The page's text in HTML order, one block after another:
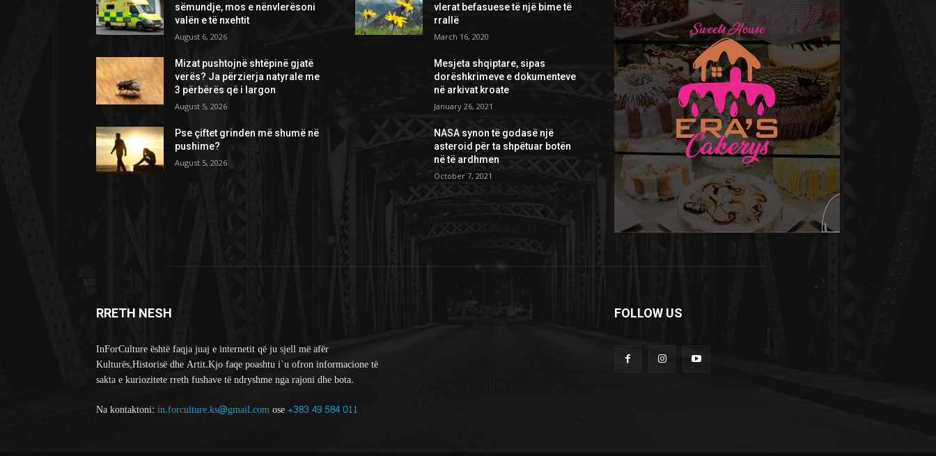
sëmundje, mos e nënvlerësoni
valën e të nxehtit
August 6, 2026
Mizat pushtojnë shtëpinë gjatë
verës? Ja përzierja natyrale me
3 përbërës që i largon
August 5, 2026
Pse çiftet grinden më shumë në
pushime?
August 5, 2026
vlerat befasuese të një bime të
rrallë
March 16, 2020
Mesjeta shqiptare, sipas
dorëshkrimeve e dokumenteve
në arkivat kroate
January 26, 2021
NASA synon të godasë një
asteroid për ta shpëtuar botën
në të ardhmen
October 7, 2021
RRETH NESH
InForCulture është faqja juaj e internetit që ju sjell më afër
Kulturës,Historisë dhe Artit.Kjo faqe poashtu i`u ofron informacione të
sakta e kuriozitete rreth fushave të ndryshme nga rajoni dhe bota.
Na kontaktoni: in.forculture.ks@gmail.comose+383 49 584 011
FOLLOW US